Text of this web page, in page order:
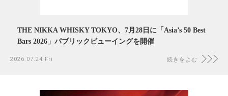
THE NIKKA WHISKY TOKYO、7月28日に「Asia’s 50 Best
Bars 2026」パブリックビューイングを開催
2026.07.24 Fri 続きをよむ